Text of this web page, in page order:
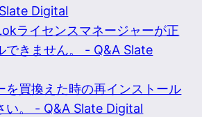
Digital
ライセンスマネージャーが正
できません。 - Q&A Slate
を買換えた時の再インストール
い。 - Q&A Slate Digital